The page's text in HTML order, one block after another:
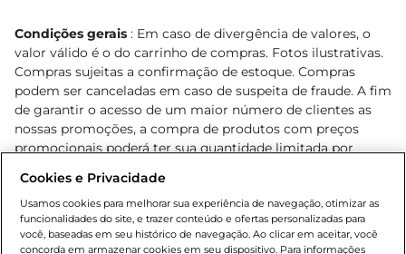
Condições gerais : Em caso de divergência de valores, o
valor válido é o do carrinho de compras. Fotos ilustrativas.
Compras sujeitas a confirmação de estoque. Compras
podem ser canceladas em caso de suspeita de fraude. A fim
de garantir o acesso de um maior número de clientes as
nossas promoções, a compra de produtos com preços
promocionais poderá ter sua quantidade limitada por
o e-commerce e válidos durante o dia de hoje, podendo
sofrer alterações sem prévia notificação. Proibida a venda
de bebidas alcoólicas para menores de 18 anos, conforme
Lei n.º 8069/90, art. 81, inciso II (Estatuto da Criança e do
Cookies e Privacidade
Usamos cookies para melhorar sua experiência de navegação, otimizar as
funcionalidades do site, e trazer conteúdo e ofertas personalizadas para
você, baseadas em seu histórico de navegação. Ao clicar em aceitar, você
concorda em armazenar cookies em seu dispositivo. Para informações